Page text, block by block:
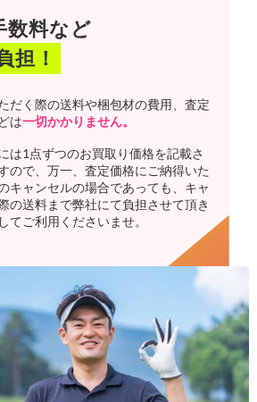
数料など
担！
だく際の送料や梱包材の費用、査定
は一切かかりません。
は1点ずつのお買取り価格を記載さ
ので、万一、査定価格にご納得いた
キャンセルの場合であっても、キャ
の送料まで弊社にて負担させて頂き
てご利用くださいませ。